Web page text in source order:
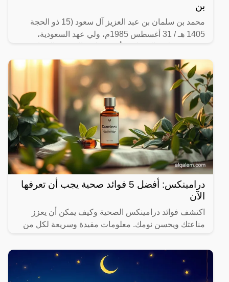
بن
محمد بن سلمان بن عبد العزيز آل سعود (15 ذو الحجة
1405 هـ / 31 أغسطس 1985م، ولي عهد السعودية،
والأمنية ومجلس
درامينكس: أفضل 5 فوائد صحية يجب أن تعرفها
الآن
اكتشف فوائد درامينكس الصحية وكيف يمكن أن يعزز
مناعتك ويحسن نومك. معلومات مفيدة وسريعة لكل من